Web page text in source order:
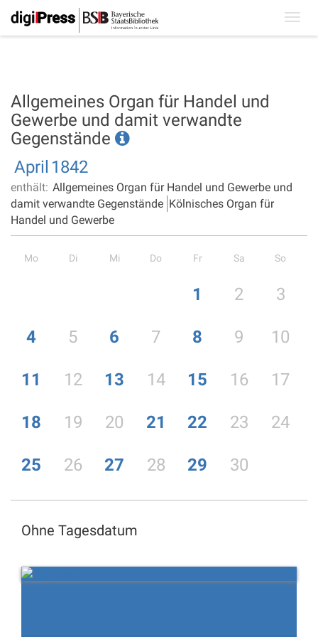
Allgemeines Organ für Handel und
Gewerbe und damit verwandte
Gegenstände
April 1842
enthält: Allgemeines Organ für Handel und Gewerbe und
damit verwandte Gegenstände Kölnisches Organ für
Handel und Gewerbe
Mo Di Mi Do Fr Sa So
1 2 3
4 5 6 7 8 9 10
11 12 13 14 15 16 17
18 19 20 21 22 23 24
25 26 27 28 29 30
Ohne Tagesdatum